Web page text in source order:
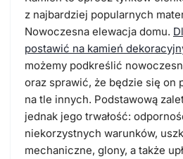
z najbardziej popularnych
Nowoczesna elewacja domu.
postawić na kamień
możemy podkreślić
oraz sprawić, że będzie się on
na tle innych. Podstawową
jednak jego trwałość:
niekorzystnych warunków,
mechaniczne, glony, a także